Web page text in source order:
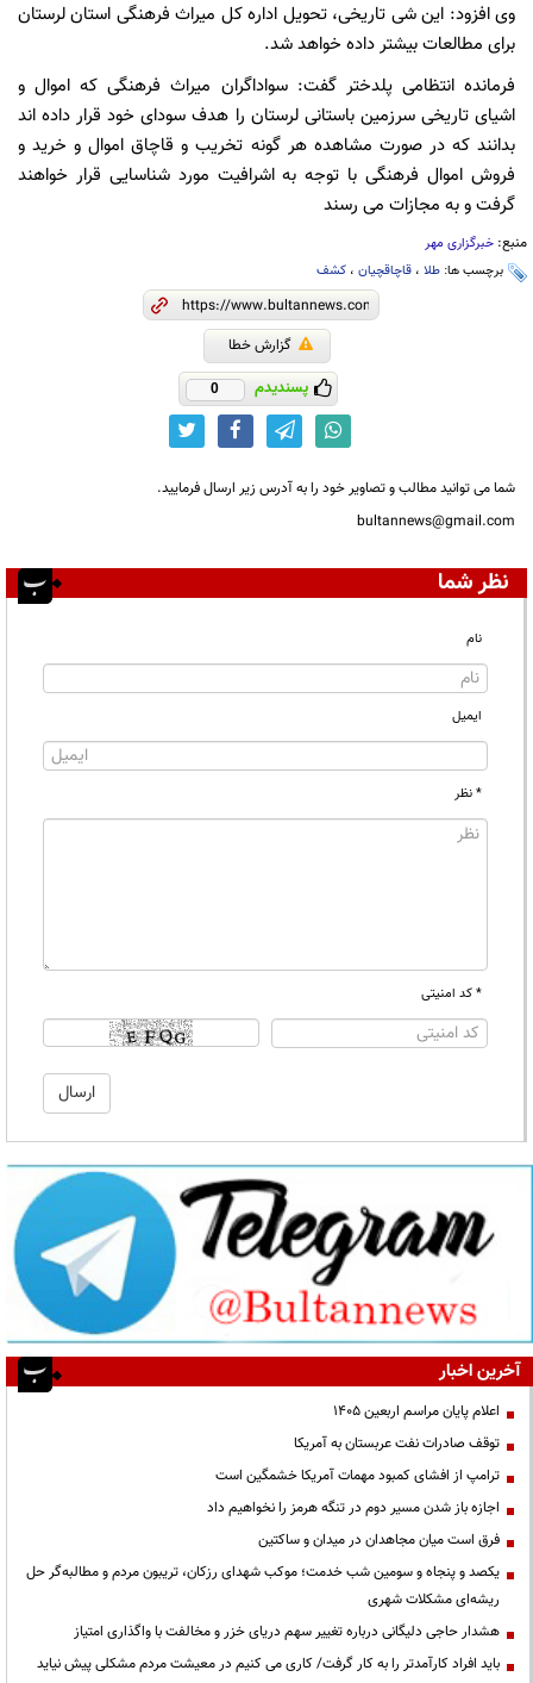
وی افزود: این شی تاریخی، تحویل اداره کل میراث فرهنگی استان لرستان
برای مطالعات بیشتر داده خواهد شد.
فرمانده انتظامی پلدختر گفت: سواداگران میراث فرهنگی که اموال و
اشیای تاریخی سرزمین باستانی لرستان را هدف سودای خود قرار داده اند
بدانند که در صورت مشاهده هر گونه تخریب و قاچاق اموال و خرید و
فروش اموال فرهنگی با توجه به اشرافیت مورد شناسایی قرار خواهند
گرفت و به مجازات می رسند
منبع: خبرگزاری مهر
برچسب ها: طلا ، قاچاقچیان ، کشف
گزارش خطا
پسندیدم 0
شما می توانید مطالب و تصاویر خود را به آدرس زیر ارسال فرمایید.
bultannews@gmail.com
نظر شما
نام
ایمیل
* نظر
* کد امنیتی
آخرین اخبار
اعلام پایان مراسم اربعین ۱۴۰۵
توقف صادرات نفت عربستان به آمریکا
ترامپ از افشای کمبود مهمات آمریکا خشمگین است
اجازه باز شدن مسیر دوم در تنگه هرمز را نخواهیم داد
فرق است میان مجاهدان در میدان و ساکتین
یکصد و پنجاه و سومین شب خدمت؛ موکب شهدای رزکان، تریبون مردم و مطالبه‌گر حل
ریشه‌ای مشکلات شهری
هشدار حاجی دلیگانی درباره تغییر سهم دریای خزر و مخالفت با واگذاری امتیاز
باید افراد کارآمدتر را به کار گرفت/ کاری می کنیم در معیشت مردم مشکلی پیش نیاید